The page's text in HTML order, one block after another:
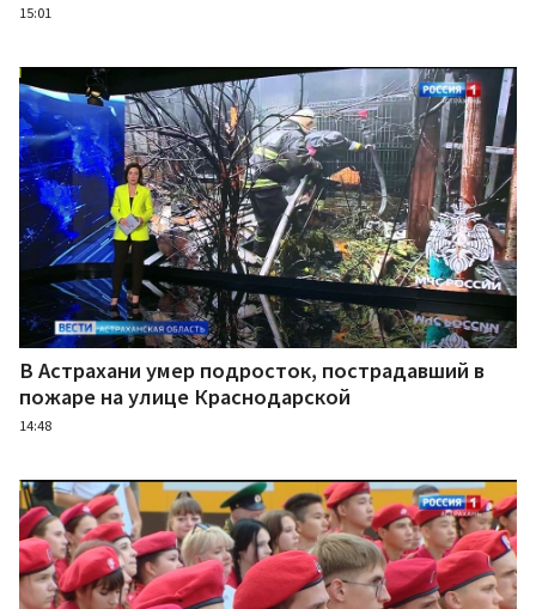
15:01
В Астрахани умер подросток, пострадавший в
пожаре на улице Краснодарской
14:48